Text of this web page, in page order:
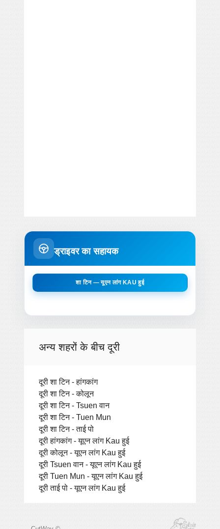
ड्राइवर का सहायक
शा टिन — यूएन लांग KAU हुई
अन्य शहरों के बीच दूरी
दूरी शा टिन - हांगकांग
दूरी शा टिन - कोलून
दूरी शा टिन - Tsuen वान
दूरी शा टिन - Tuen Mun
दूरी शा टिन - ताई पो
दूरी हांगकांग - यूएन लांग Kau हुई
दूरी कोलून - यूएन लांग Kau हुई
दूरी Tsuen वान - यूएन लांग Kau हुई
दूरी Tuen Mun - यूएन लांग Kau हुई
दूरी ताई पो - यूएन लांग Kau हुई